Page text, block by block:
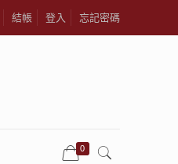
結帳 登入 忘記密碼
0